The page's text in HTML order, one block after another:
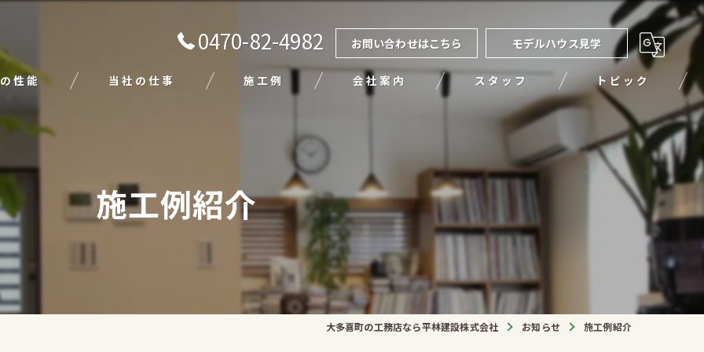
0470-82-4982 お問い合わせはこちら モデルハウス見学
性能 当社の仕事
エクステリア
外壁塗装
施工例 会社案内 スタッフ トピック
施工例紹介
大多喜町の工務店なら平林建設株式会社 お知らせ 施工例紹介